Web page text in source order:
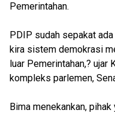
Pemerintahan.
PDIP sudah sepakat
kira sistem demokrasi
luar Pemerintahan,? ujar
kompleks parlemen,
Bima menekankan,